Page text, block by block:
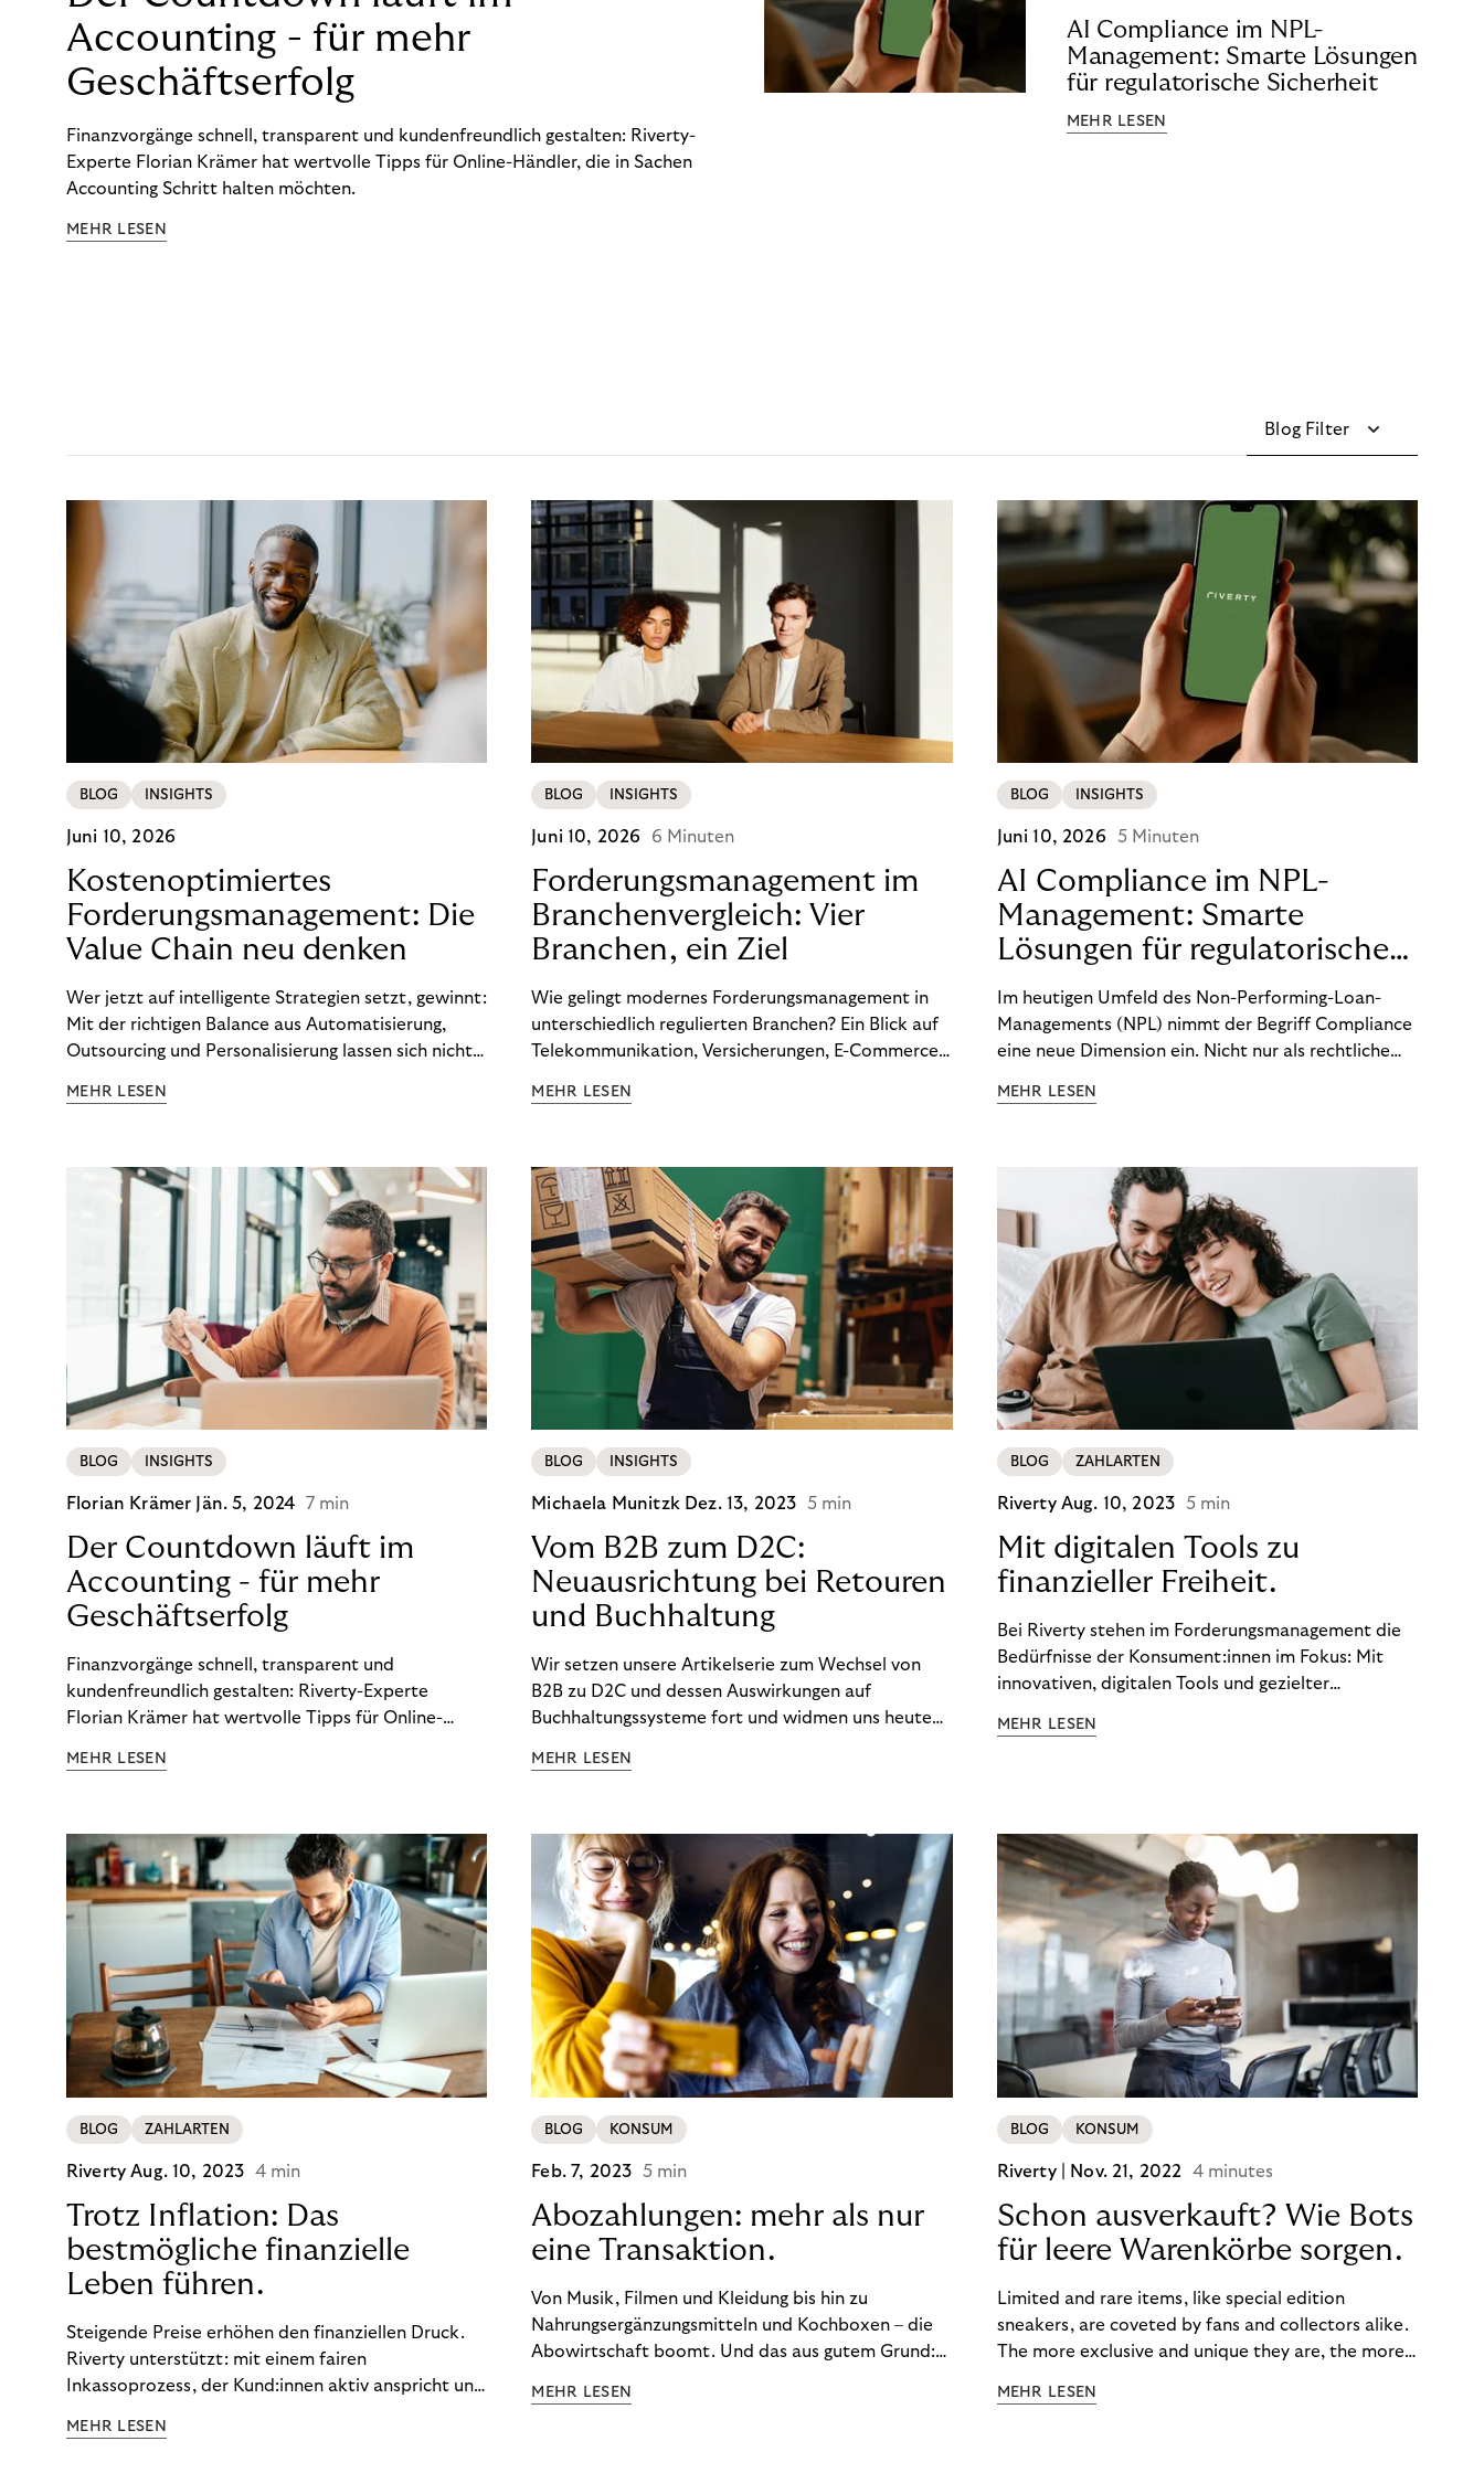
Accounting - für mehr
Geschäftserfolg
Finanzvorgänge schnell, transparent und kundenfreundlich gestalten: Riverty-
Experte Florian Krämer hat wertvolle Tipps für Online-Händler, die in Sachen
Accounting Schritt halten möchten.
MEHR LESEN
AI Compliance im NPL-
Management: Smarte Lösungen
für regulatorische Sicherheit
MEHR LESEN
Blog Filter
BLOG INSIGHTS
Juni 10, 2026
Kostenoptimiertes
Forderungsmanagement: Die
Value Chain neu denken
Wer jetzt auf intelligente Strategien setzt, gewinnt:
Mit der richtigen Balance aus Automatisierung,
Outsourcing und Personalisierung lassen sich nicht
Ergebnisse sichern. Riverty zeigt, wie Recovery-
MEHR LESEN
BLOG INSIGHTS
Juni 10, 2026 6 Minuten
Forderungsmanagement im
Branchenvergleich: Vier
Branchen, ein Ziel
Wie gelingt modernes Forderungsmanagement in
unterschiedlich regulierten Branchen? Ein Blick auf
Telekommunikation, Versicherungen, E-Commerce
wirksam reduzieren will, braucht keine
MEHR LESEN
BLOG INSIGHTS
Juni 10, 2026 5 Minuten
AI Compliance im NPL-
Management: Smarte
Lösungen für regulatorische
Sicherheit
Im heutigen Umfeld des Non-Performing-Loan-
Managements (NPL) nimmt der Begriff Compliance
eine neue Dimension ein. Nicht nur als rechtliche
Wettbewerbsvorteil. In einem Umfeld steigender
(DSGVO) – geraten viele Unternehmen an die
Grenzen traditioneller Compliance-Mechanismen.
MEHR LESEN
BLOG INSIGHTS
Florian Krämer Jän. 5, 2024 7 min
Der Countdown läuft im
Accounting - für mehr
Geschäftserfolg
Finanzvorgänge schnell, transparent und
kundenfreundlich gestalten: Riverty-Experte
Florian Krämer hat wertvolle Tipps für Online-
möchten.
MEHR LESEN
BLOG INSIGHTS
Michaela Munitzk Dez. 13, 2023 5 min
Vom B2B zum D2C:
Neuausrichtung bei Retouren
und Buchhaltung
Wir setzen unsere Artikelserie zum Wechsel von
B2B zu D2C und dessen Auswirkungen auf
Buchhaltungssysteme fort und widmen uns heute
im D2C-Bereich.
MEHR LESEN
BLOG ZAHLARTEN
Riverty Aug. 10, 2023 5 min
Mit digitalen Tools zu
finanzieller Freiheit.
Bei Riverty stehen im Forderungsmanagement die
Bedürfnisse der Konsument:innen im Fokus: Mit
innovativen, digitalen Tools und gezielter
ein Leben in finanzieller Freiheit zu führen. So
MEHR LESEN
BLOG ZAHLARTEN
RivertyAug. 10, 2023 4 min
Trotz Inflation: Das
bestmögliche finanzielle
Leben führen.
Steigende Preise erhöhen den finanziellen Druck.
Riverty unterstützt: mit einem fairen
Inkassoprozess, der Kund:innen aktiv anspricht und
Finanzbildung ermöglicht. So bleiben Menschen
MEHR LESEN
BLOG KONSUM
Feb. 7, 2023 5 min
Abozahlungen: mehr als nur
eine Transaktion.
Von Musik, Filmen und Kleidung bis hin zu
Nahrungsergänzungsmitteln und Kochboxen – die
Abowirtschaft boomt. Und das aus gutem Grund:
wünschen. Sie ermöglichen es uns, Produkte und
MEHR LESEN
BLOG KONSUM
Riverty | Nov. 21, 2022 4 minutes
Schon ausverkauft? Wie Bots
für leere Warenkörbe sorgen.
Limited and rare items, like special edition
sneakers, are coveted by fans and collectors alike.
The more exclusive and unique they are, the more
industry uses artificial scarcity, also known as a
MEHR LESEN